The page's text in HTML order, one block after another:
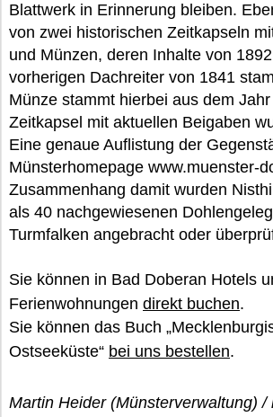
Blattwerk in Erinnerung bleiben.
von zwei historischen Zeitkapseln
und Münzen, deren Inhalte von
vorherigen Dachreiter von 1841
Münze stammt hierbei aus dem
Zeitkapsel mit aktuellen Beigaben
Eine genaue Auflistung der
Münsterhomepage www.muenster-
Zusammenhang damit wurden
als 40 nachgewiesenen
Turmfalken angebracht oder
Sie können in Bad Doberan Hotels
Ferienwohnungen direkt buchen.
Sie können das Buch
Ostseeküste“ bei uns bestellen.
Martin Heider (Münsterverwaltung) /